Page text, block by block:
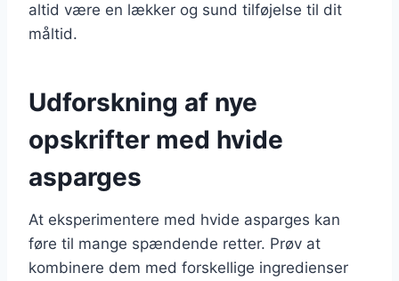
altid være en lækker og sund tilføjelse til dit
måltid.
Udforskning af nye
opskrifter med hvide
asparges
At eksperimentere med hvide asparges kan
føre til mange spændende retter. Prøv at
kombinere dem med forskellige ingredienser